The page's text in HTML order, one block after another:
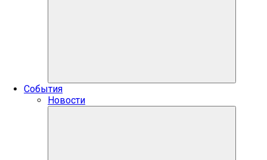
События
Новости